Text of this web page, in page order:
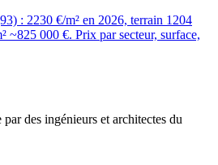
: 2230 €/m² en 2026, terrain 1204
~825 000 €. Prix par secteur, surface,
des ingénieurs et architectes du